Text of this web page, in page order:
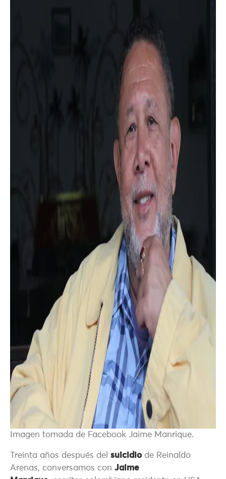
Imagen tomada de Facebook Jaime Manrique.
Treinta años después del suicidiode Reinaldo
Arenas, conversamos con Jaime